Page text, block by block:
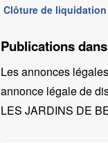
Clôture de liquidation
Publications
Les annonces
annonce légale de
LES JARDINS DE